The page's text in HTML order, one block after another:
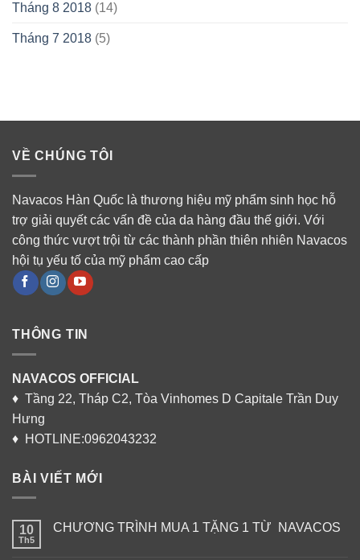
Tháng 8 2018 (14)
Tháng 7 2018 (5)
VỀ CHÚNG TÔI
Navacos Hàn Quốc là thương hiệu mỹ phẩm sinh học hỗ
trợ giải quyết các vấn đề của da hàng đầu thế giới. Với
công thức vượt trội từ các thành phần thiên nhiên Navacos
hội tụ yếu tố của mỹ phẩm cao cấp
THÔNG TIN
NAVACOS OFFICIAL
♦ Tầng 22, Tháp C2, Tòa Vinhomes D Capitale Trần Duy
Hưng
♦ HOTLINE:0962043232
BÀI VIẾT MỚI
10
Th5
CHƯƠNG TRÌNH MUA 1 TẶNG 1 TỪ NAVACOS